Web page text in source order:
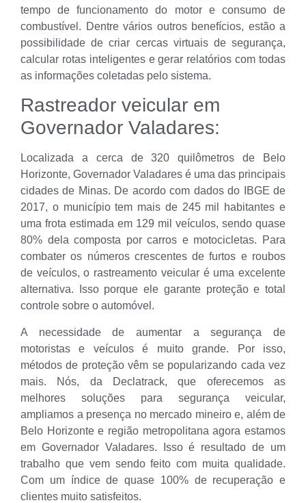
tempo de funcionamento do motor e consumo de
combustível. Dentre vários outros benefícios, estão a
possibilidade de criar cercas virtuais de segurança,
calcular rotas inteligentes e gerar relatórios com todas
as informações coletadas pelo sistema.
Rastreador veicular em
Governador Valadares:
Localizada a cerca de 320 quilômetros de Belo
Horizonte, Governador Valadares é uma das principais
cidades de Minas. De acordo com dados do IBGE de
2017, o município tem mais de 245 mil habitantes e
uma frota estimada em 129 mil veículos, sendo quase
80% dela composta por carros e motocicletas. Para
combater os números crescentes de furtos e roubos
de veículos, o rastreamento veicular é uma excelente
alternativa. Isso porque ele garante proteção e total
controle sobre o automóvel.
A necessidade de aumentar a segurança de
motoristas e veículos é muito grande. Por isso,
métodos de proteção vêm se popularizando cada vez
mais. Nós, da Declatrack, que oferecemos as
melhores soluções para segurança veicular,
ampliamos a presença no mercado mineiro e, além de
Belo Horizonte e região metropolitana agora estamos
em Governador Valadares. Isso é resultado de um
trabalho que vem sendo feito com muita qualidade.
Com um índice de quase 100% de recuperação e
clientes muito satisfeitos.